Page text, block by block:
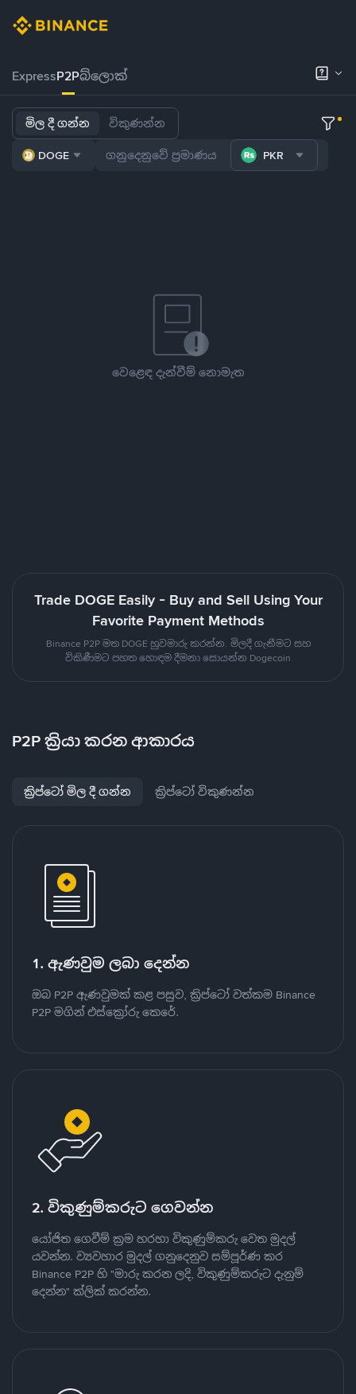
ExpressP2Pබ්ලොක්
මිල දී ගන්න විකුණන්න
DOGE PKR
වෙළෙඳ දැන්වීම් නොමැත
Trade DOGE Easily - Buy and Sell Using Your
Favorite Payment Methods
Binance P2P මත DOGE හුවමාරු කරන්න. මිලදී ගැනීමට සහ
විකිණීමට පහත හොඳම දීමනා සොයන්න Dogecoin
P2P ක්‍රියා කරන ආකාරය
ක්‍රිප්ටෝ මිල දී ගන්න ක්‍රිප්ටෝ විකුණන්න
1. ඇණවුම ලබා දෙන්න
ඔබ P2P ඇණවුමක් කළ පසුව, ක්‍රිප්ටෝ වත්කම Binance
P2P මගින් එස්ක්‍රෝරු කෙරේ.
2. විකුණුම්කරුට ගෙවන්න
යෝජිත ගෙවීම් ක්‍රම හරහා විකුණුම්කරු වෙත මුදල්
යවන්න. ව්‍යවහාර මුදල් ගනුදෙනුව සම්පූර්ණ කර
Binance P2P හි "මාරු කරන ලදි, විකුණුම්කරුට දැනුම්
දෙන්න" ක්ලික් කරන්න.